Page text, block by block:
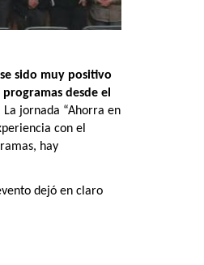
sido muy positivo
desde el
jornada “Ahorra en
con el
hay
dejó en claro